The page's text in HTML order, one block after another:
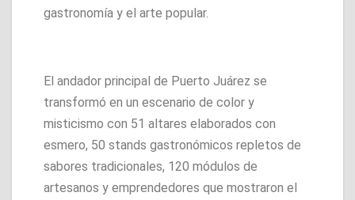
gastronomía y el arte popular.
El andador principal de Puerto Juárez se
transformó en un escenario de color y
misticismo con 51 altares elaborados con
esmero, 50 stands gastronómicos repletos de
sabores tradicionales, 120 módulos de
artesanos y emprendedores que mostraron el